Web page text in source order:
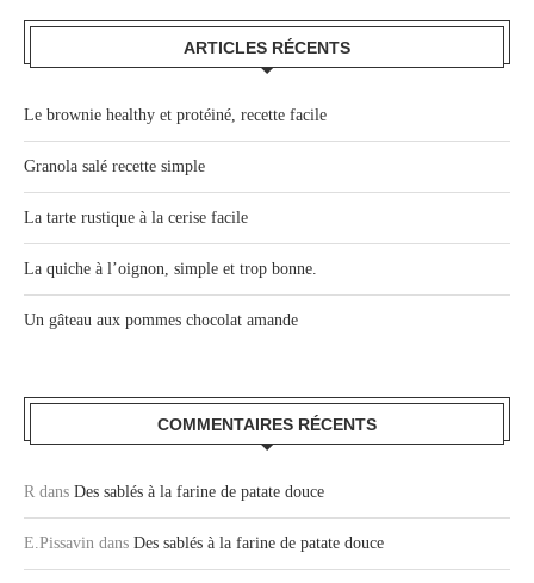
ARTICLES RÉCENTS
Le brownie healthy et protéiné, recette facile
Granola salé recette simple
La tarte rustique à la cerise facile
La quiche à l’oignon, simple et trop bonne.
Un gâteau aux pommes chocolat amande
COMMENTAIRES RÉCENTS
R dans Des sablés à la farine de patate douce
E.Pissavin dans Des sablés à la farine de patate douce